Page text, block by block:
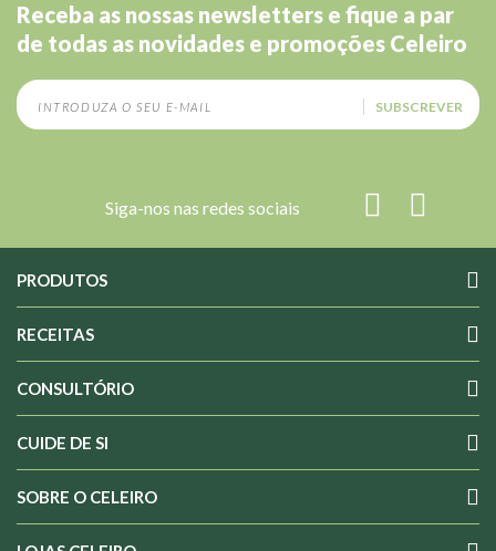
Receba as nossas newsletters e fique a par
de todas as novidades e promoções Celeiro
SUBSCREVER
Siga-nos nas redes sociais
PRODUTOS
RECEITAS
CONSULTÓRIO
CUIDE DE SI
SOBRE O CELEIRO